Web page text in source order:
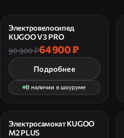
Электровелосипед
KUGOO V3 PRO
90 900 ₽64 900 ₽
Подробнее
В наличии в шоуруме
Электросамокат KUGOO
M2 PLUS